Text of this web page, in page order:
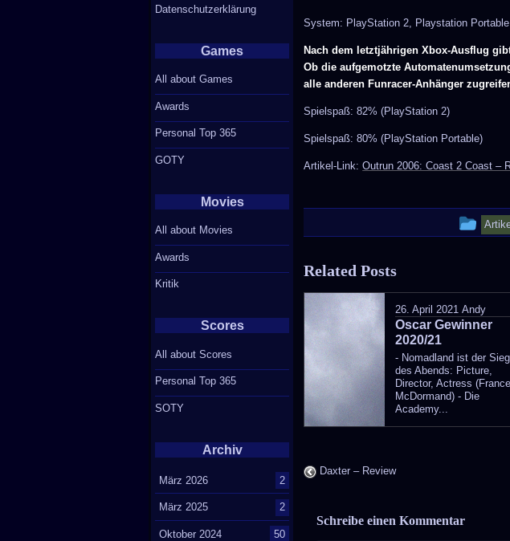
System: PlayStation 2, Playstation Portable
Nach dem letztjährigen Xbox-Ausflug
Ob die aufgemotzte
alle anderen Funracer-Anhänger
Spielspaß: 82% (PlayStation 2)
Spielspaß: 80% (PlayStation Portable)
Artikel-Link:Outrun 2006: Coast 2 Coast –
This
in
Related Posts
26. April 2021 Andy
Oscar Gewinner
2020/21
- Nomadland ist der
des Abends: Picture,
Director, Actress
McDormand) - Die
Academy...
Daxter – Review
Schreibe einen Kommentar
Datenschutzerklärung
Games
All about Games
Awards
Personal Top 365
GOTY
Movies
All about Movies
Awards
Kritik
Scores
All about Scores
Personal Top 365
SOTY
Archiv
März 2026 2
März 2025 2
Oktober 2024 50